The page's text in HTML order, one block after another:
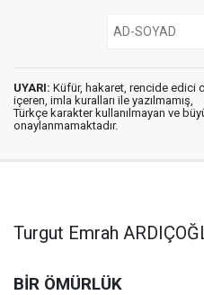
UYARI: Küfür, hakaret, rencide edici
içeren, imla kuralları ile yazılmamış,
Türkçe karakter kullanılmayan ve
onaylanmamaktadır.
Turgut Emrah
BİR ÖMÜRLÜK